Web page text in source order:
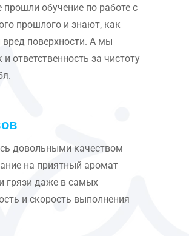
обучение по работе с
прошлого и знают, как
поверхности. А мы
ответственность за чистоту
довольными качеством
на приятный аромат
грязи даже в самых
и скорость выполнения